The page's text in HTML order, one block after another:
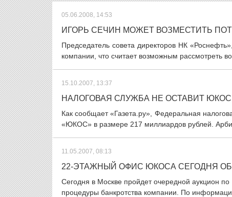
05.06.2008, 14:53
ИГОРЬ СЕЧИН МОЖЕТ ВОЗМЕСТИТЬ
Председатель совета директоров НК
компании, что считает возможным рассмотреть
15.10.2007, 13:37
НАЛОГОВАЯ СЛУЖБА НЕ ОСТАВИТ
Как сообщает «Газета.ру», Федеральная
«ЮКОС» в размере 217 миллиардов рублей.
11.05.2007, 08:13
22-ЭТАЖНЫЙ ОФИС ЮКОСА СЕГОДНЯ
Сегодня в Москве пройдет очередной аукцион
процедуры банкротства компании. По